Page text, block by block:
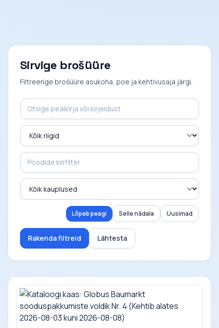
Sirvige brošüüre
Filtreerige brošüüre asukoha, poe ja kehtivusaja järgi.
Lõpeb peagi Selle nädala Uusimad
Rakenda filtreid Lähtesta